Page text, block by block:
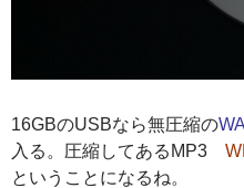
16GBのUSBなら無圧縮の
入る。圧縮してあるMP3
ということになるね。